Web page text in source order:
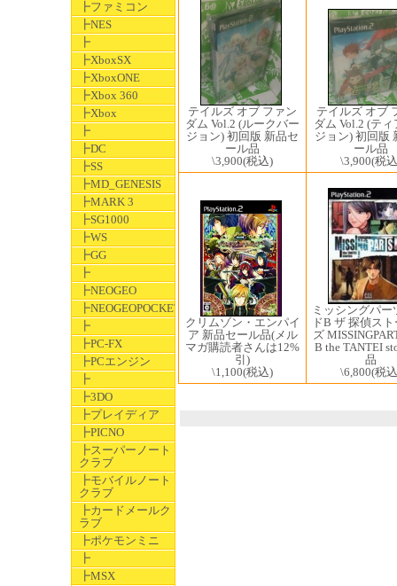
┣ファミコン
┣NES
┣
┣XboxSX
┣XboxONE
┣Xbox 360
┣Xbox
┣
┣DC
┣SS
┣MD_GENESIS
┣MARK 3
┣SG1000
┣WS
┣GG
┣
┣NEOGEO
┣NEOGEOPOCKET
┣
┣PC-FX
┣PCエンジン
┣
┣3DO
┣プレイディア
┣PICNO
┣スーパーノート
クラブ
┣モバイルノート
クラブ
┣カードメールク
ラブ
┣ポケモンミニ
┣
┣MSX
テイルズ オブ ファン
ダム Vol.2 (ルークバー
ジョン) 初回版 新品セ
ール品
\3,900(税込)
テイルズ オブ
ダム Vol.2 (ティ
ジョン) 初回版
ール品
\3,900(税
クリムゾン・エンパイ
ア 新品セール品(メル
マガ購読者さんは12%
引)
\1,100(税込)
ミッシングパー
ドB ザ 探偵ス
ズ
B the TANTEI
品
\6,800(税